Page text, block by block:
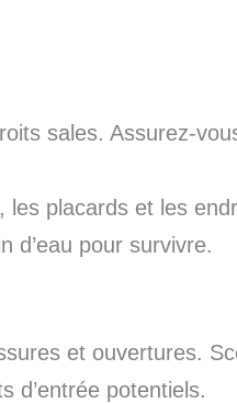
sales. Assurez-
placards et les
d’eau pour survivre.
et ouvertures.
d’entrée potentiels.